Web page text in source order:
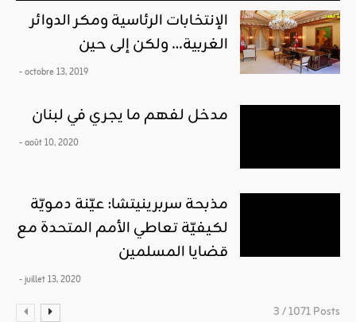
الإنتخابات الرئاسية ومكر الدوائر
الغربية… ولكن إلى حين
- octobre 13, 2019
مدخل لفهم ما يجري في لبنان
- août 10, 2020
مذبحة سربرينيتشا: عيّنة دمويّة
لكيفيّة تعاطي الأمم المتحدة مع
قضايا المسلمين
- juillet 13, 2020
3 / 1071 Posts